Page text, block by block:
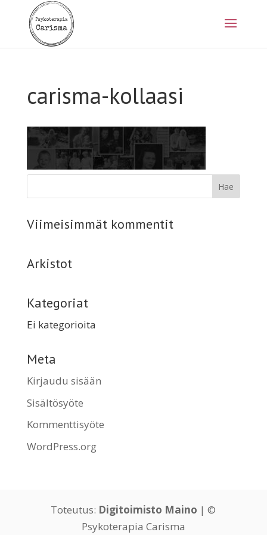
carisma-kollaasi
Viimeisimmät kommentit
Arkistot
Kategoriat
Ei kategorioita
Meta
Kirjaudu sisään
Sisältösyöte
Kommenttisyöte
WordPress.org
Toteutus: Digitoimisto Maino | ©
Psykoterapia Carisma